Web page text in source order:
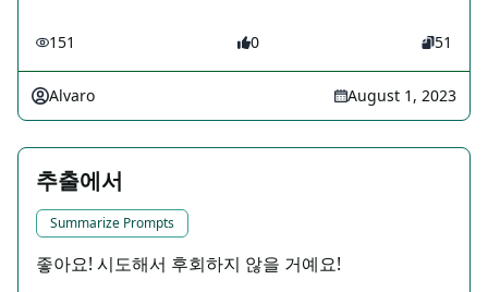
151 0 51
Alvaro August 1, 2023
추출에서
Summarize Prompts
좋아요! 시도해서 후회하지 않을 거예요!